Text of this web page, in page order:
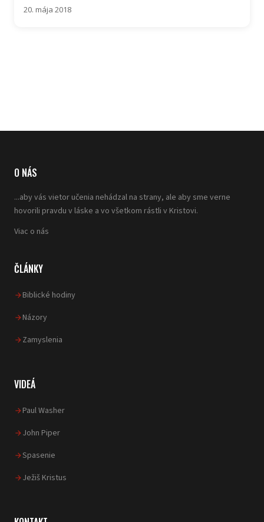
20. mája 2018
O NÁS
...aby vás vietor učenia nehádzal na strany, ale aby sme verne
hovorili pravdu v láske a vo všetkom rástli v Kristovi.
Viac o nás
ČLÁNKY
Biblické hodiny
Názory
Zamyslenia
VIDEÁ
Paul Washer
John Piper
Spasenie
Ježiš Kristus